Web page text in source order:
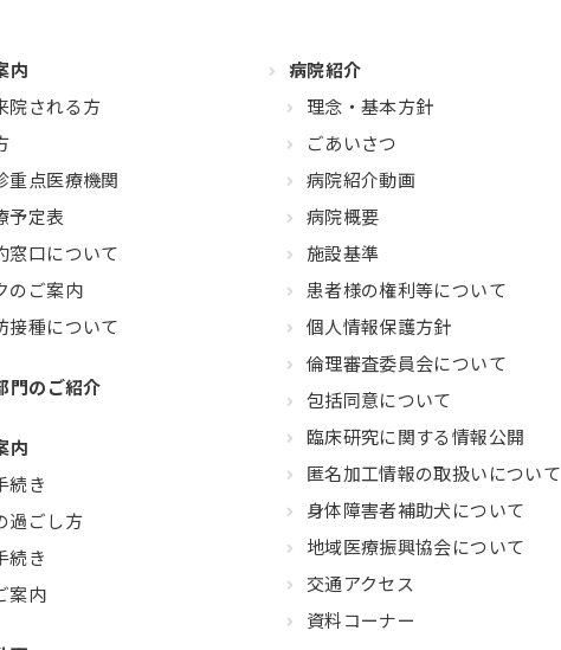
内
院される方
重点医療機関
予定表
窓口について
のご案内
接種について
門のご紹介
内
続き
過ごし方
続き
案内
病院紹介
理念・基本方針
ごあいさつ
病院紹介動画
病院概要
施設基準
患者様の権利等について
個人情報保護方針
倫理審査委員会について
包括同意について
臨床研究に関する情報公開
匿名加工情報の取扱いについて
身体障害者補助犬について
地域医療振興協会について
交通アクセス
資料コーナー